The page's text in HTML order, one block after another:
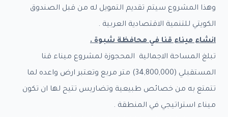
وهذا المشروع سيتم تقديم التمويل له من قبل الصندوق
الكويتي للتنمية الاقتصادية العربية .
انشاء ميناء قنا في محافظة شبوة .
تبلغ المساحة الاجمالية المحجوزة لمشروع ميناء قنا
المستقبلي (34,800,000) متر مربع وتعتبر ارض واعده لما
تتمتع به من خصائص طبيعية وتضاريس تتيح لها ان تكون
ميناء استراتيجي في المنطقة .